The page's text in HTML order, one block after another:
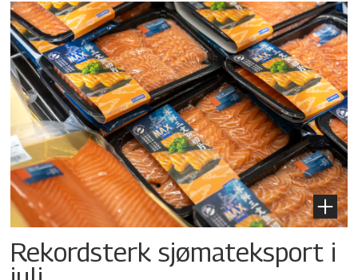
Rekordsterk sjømateksport i